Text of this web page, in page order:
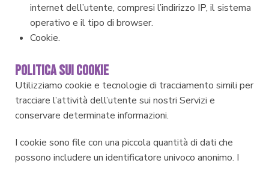
internet dell’utente, compresi l’indirizzo IP, il sistema
operativo e il tipo di browser.
Cookie.
Politica Sui Cookie
Utilizziamo cookie e tecnologie di tracciamento simili per
tracciare l’attività dell’utente sui nostri Servizi e
conservare determinate informazioni.
I cookie sono file con una piccola quantità di dati che
possono includere un identificatore univoco anonimo. I